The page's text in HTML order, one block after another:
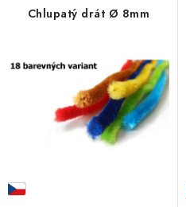
Chlupatý drát Ø 8mm